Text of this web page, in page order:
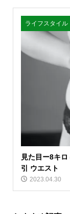
ライフスタイル
見た目ー8キ
引 ウエスト
2023.04.30